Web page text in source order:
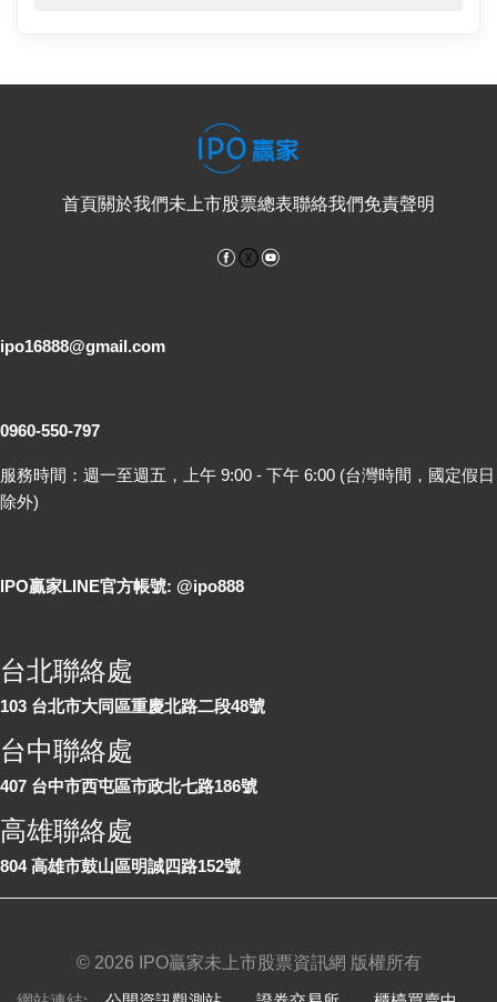
首頁關於我們未上市股票總表聯絡我們免責聲明
Facebook
ipo16888@gmail.com
0960-550-797
服務時間：週一至週五，上午 9:00 - 下午 6:00 (台灣時間，國定假日
除外)
IPO贏家LINE官方帳號: @ipo888
台北聯絡處
103 台北市大同區重慶北路二段48號
台中聯絡處
407 台中市西屯區市政北七路186號
高雄聯絡處
804 高雄市鼓山區明誠四路152號
© 2026 IPO贏家未上市股票資訊網 版權所有